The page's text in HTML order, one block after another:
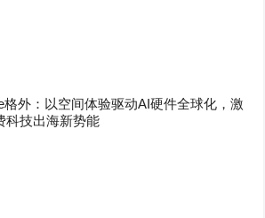
格外：以空间体验驱动AI硬件全球化，激
科技出海新势能